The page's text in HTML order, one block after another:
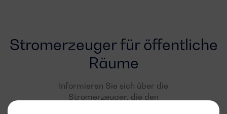
Stromerzeuger für öffentliche
Räume
Informieren Sie sich über die
Stromerzeuger, die den